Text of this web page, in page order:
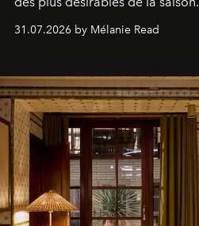
31.07.2026 by Mélanie Read